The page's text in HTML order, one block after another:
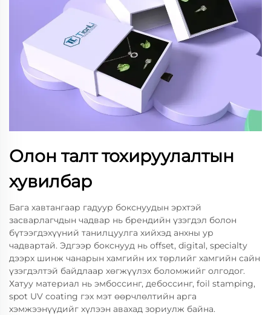
Олон талт тохируулалтын
хувилбар
Бага хавтангаар гадуур бокснуудын эрхтэй
засварлагчдын чадвар нь брендийн үзэгдэл болон
бүтээгдэхүүний танилцуулга хийхэд анхны ур
чадвартай. Эдгээр бокснууд нь offset, digital, specialty
дээрх шинж чанарын хамгийн их төрлийг хамгийн сайн
үзэгдэлтэй байдлаар хөгжүүлэх боломжийг олгодог.
Хатуу материал нь эмбоссинг, дебоссинг, foil stamping,
spot UV coating гэх мэт өөрчлөлтийн арга
хэмжээнүүдийг хүлээн авахад зориулж байна.